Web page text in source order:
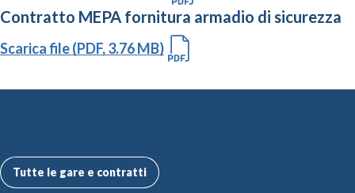
Contratto MEPA fornitura armadio di sicurezza
Scarica file (PDF, 3.76 MB)
Tutte le gare e contratti